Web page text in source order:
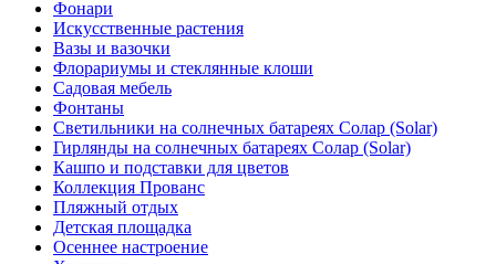
Фонари
Искусственные растения
Вазы и вазочки
Флорариумы и стеклянные клоши
Садовая мебель
Фонтаны
Светильники на солнечных батареях Солар (Solar)
Гирлянды на солнечных батареях Солар (Solar)
Кашпо и подставки для цветов
Коллекция Прованс
Пляжный отдых
Детская площадка
Осеннее настроение